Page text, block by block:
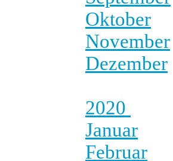
Oktober
November
Dezember
2020
Januar
Februar